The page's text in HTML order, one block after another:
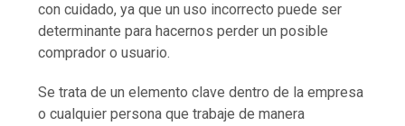
con cuidado, ya que un uso incorrecto puede ser
determinante para hacernos perder un posible
comprador o usuario.
Se trata de un elemento clave dentro de la empresa
o cualquier persona que trabaje de manera